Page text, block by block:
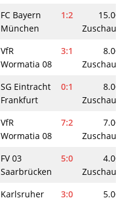
FC Bayern
München
1:2
15.000
Zuschauer
VfR
Wormatia 08
3:1
8.000
Zuschauer
SG Eintracht
Frankfurt
0:1
8.000
Zuschauer
VfR
Wormatia 08
7:2
7.000
Zuschauer
FV 03
Saarbrücken
5:0
4.000
Zuschauer
Karlsruher
3:0
5.000